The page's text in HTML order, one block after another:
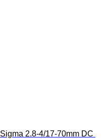
Sigma 2.8-4/17-70mm DC